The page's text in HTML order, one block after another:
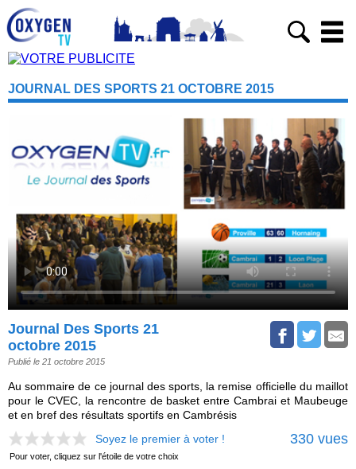
JOURNAL DES SPORTS 21 OCTOBRE 2015
Journal Des Sports 21
octobre 2015
Publié le 21 octobre 2015
Au sommaire de ce journal des sports, la remise officielle du maillot
pour le CVEC, la rencontre de basket entre Cambrai et Maubeuge
et en bref des résultats sportifs en Cambrésis
Soyez le premier à voter !
330 vues
Pour voter, cliquez sur l'étoile de votre choix